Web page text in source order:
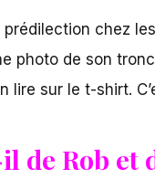
chez
photo de son
lire sur le t-shirt.
de Rob et